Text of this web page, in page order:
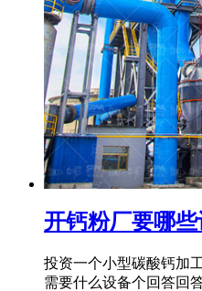
开钙粉厂要哪
投资一个小型碳酸钙加
需要什么设备个回答回